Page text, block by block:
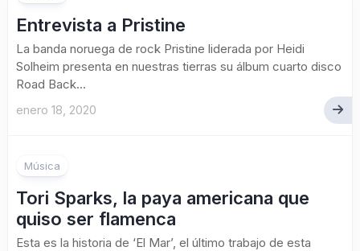
Entrevista a Pristine
La banda noruega de rock Pristine liderada por Heidi
Solheim presenta en nuestras tierras su álbum cuarto disco
Road Back...
enero 18, 2020
Música
Tori Sparks, la paya americana que
quiso ser flamenca
Esta es la historia de ‘El Mar’, el último trabajo de esta